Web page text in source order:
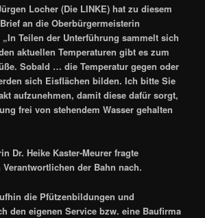
Locher (Die LINKE) hat zu diesem
an die Oberbürgermeisterin
Teilen der Unterführung sammelt sich
aktuellen Temperaturen gibt es zum
Sobald … die Temperatur gegen oder
sich Eisflächen bilden. Ich bitte Sie
aufzunehmen, damit diese dafür sorgt,
frei von stehendem Wasser gehalten
Dr. Heike Kaster-Meurer fragte
der Bahn nach.
die Pfützenbildungen und
den eigenen Service bzw. eine Baufirma